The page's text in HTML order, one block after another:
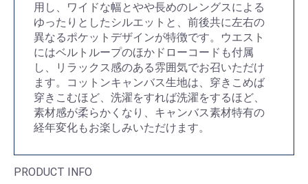
用し、ワイドな幅とやや長めのレングスによる
ゆったりとしたシルエットと、前後共に左右の
異なるポケットデザインが特徴です。ウエスト
にはベルトループのほかドローコードも付属
し、リラックス感のある雰囲気でお召いただけ
ます。コットンキャンバス生地は、穿きこめば
穿きこむほど、洗濯をすれば洗濯をするほど、
素材感が柔らかくなり、キャンバス素材特有の
経年変化もお楽しみいただけます。
PRODUCT INFO
お買い物を続ける カートへ進む